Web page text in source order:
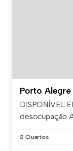
Porto Alegre
DISPONÍVEL
desocupação
2 Quartos